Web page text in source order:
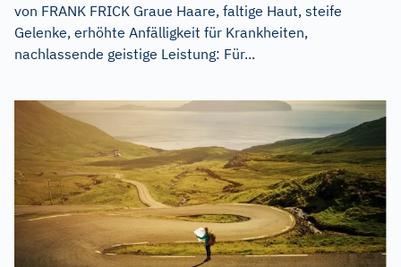
von FRANK FRICK Graue Haare, faltige Haut, steife
Gelenke, erhöhte Anfälligkeit für Krankheiten,
nachlassende geistige Leistung: Für...